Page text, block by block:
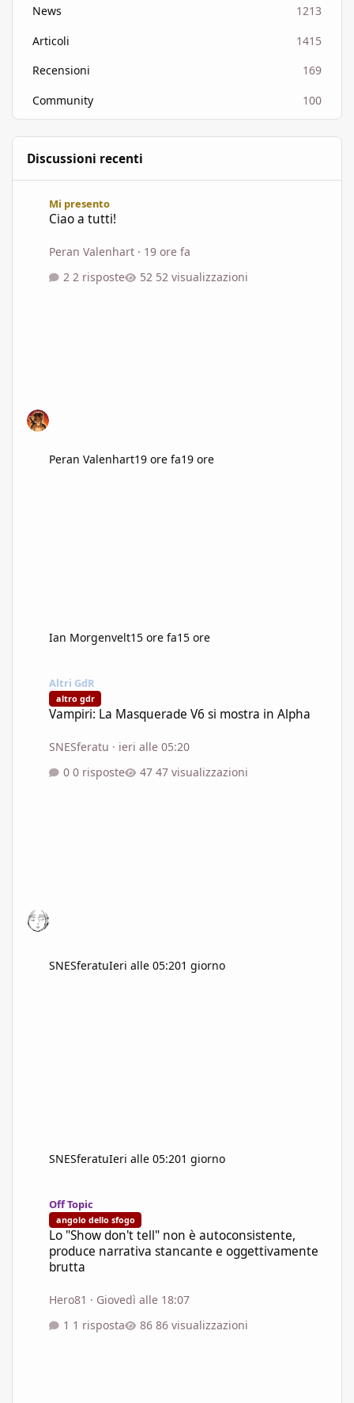
News
1213
Articoli
1415
Recensioni
169
Community
100
Discussioni recenti
Mi presento
Ciao a tutti!
Peran Valenhart · 19 ore fa
2 risposte
52 visualizzazioni
Peran Valenhart19 ore fa19 ore
Ian Morgenvelt15 ore fa15 ore
Altri GdR
altro gdr
Vampiri: La Masquerade V6 si mostra in Alpha
SNESferatu · ieri alle 05:20
0 risposte
47 visualizzazioni
SNESferatuIeri alle 05:201 giorno
SNESferatuIeri alle 05:201 giorno
Off Topic
angolo dello sfogo
Lo "Show don't tell" non è autoconsistente,
produce narrativa stancante e oggettivamente
brutta
Hero81 · Giovedì alle 18:07
1 risposta
86 visualizzazioni